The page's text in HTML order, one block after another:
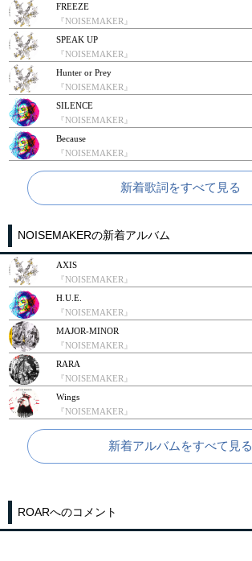
FREEZE
『NOISEMAKER』
SPEAK UP
『NOISEMAKER』
Hunter or Prey
『NOISEMAKER』
SILENCE
『NOISEMAKER』
Because
『NOISEMAKER』
新着歌詞をすべて見る
NOISEMAKERの新着アルバム
AXIS
『NOISEMAKER』
H.U.E.
『NOISEMAKER』
MAJOR-MINOR
『NOISEMAKER』
RARA
『NOISEMAKER』
Wings
『NOISEMAKER』
新着アルバムをすべて見る
ROARへのコメント